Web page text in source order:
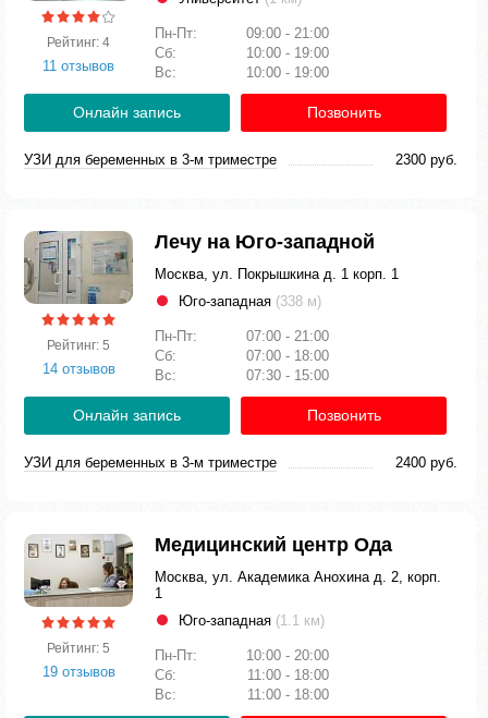
Рейтинг: 4
11 отзывов
Пн-Пт:
09:00 - 21:00
Сб:
10:00 - 19:00
Вс:
10:00 - 19:00
Онлайн запись Позвонить
УЗИ для беременных в 3-м триместре 2300 руб.
Рейтинг: 5
14 отзывов
Лечу на Юго-западной
Москва, ул. Покрышкина д. 1 корп. 1
Юго-западная (338 м)
Пн-Пт:
07:00 - 21:00
Сб:
07:00 - 18:00
Вс:
07:30 - 15:00
Онлайн запись Позвонить
УЗИ для беременных в 3-м триместре 2400 руб.
Рейтинг: 5
19 отзывов
Медицинский центр Ода
Москва, ул. Академика Анохина д. 2, корп.
1
Юго-западная (1.1 км)
Пн-Пт:
10:00 - 20:00
Сб:
11:00 - 18:00
Вс:
11:00 - 18:00